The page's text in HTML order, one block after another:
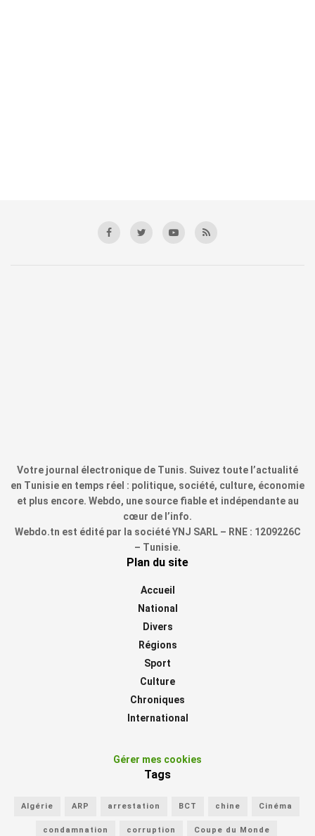
Votre journal électronique de Tunis. Suivez toute l’actualité
en Tunisie en temps réel : politique, société, culture, économie
et plus encore. Webdo, une source fiable et indépendante au
cœur de l’info.
Webdo.tn est édité par la société YNJ SARL – RNE : 1209226C
– Tunisie.
Plan du site
Accueil
National
Divers
Régions
Sport
Culture
Chroniques
International
Gérer mes cookies
Tags
Algérie ARP arrestation BCT chine Cinéma
condamnation corruption Coupe du Monde